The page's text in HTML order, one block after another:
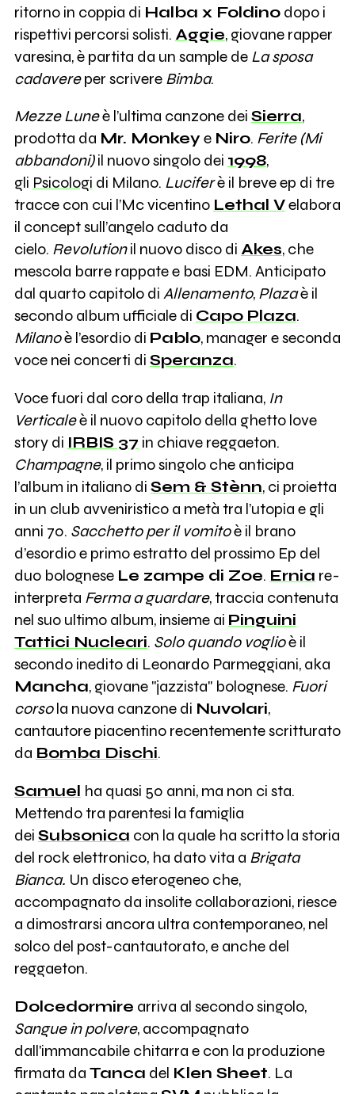
ritorno in coppia di Halba x Foldinodopo i
rispettivi percorsi solisti. Aggie, giovane rapper
varesina, è partita da un sample de La sposa
cadavereper scrivere Bimba.
Mezze Luneè l’ultima canzone dei Sierra,
prodotta da Mr. Monkeye Niro. Ferite (Mi
abbandoni)il nuovo singolo dei 1998,
gli Psicologi di Milano. Luciferè il breve ep di tre
tracce con cui l’Mc vicentino Lethal Velabora
il concept sull’angelo caduto da
cielo. Revolutionil nuovo disco di Akes, che
mescola barre rappate e basi EDM. Anticipato
dal quarto capitolo di Allenamento, Plazaè il
secondo album ufficiale di Capo Plaza.
Milanoè l’esordio di Pablo, manager e seconda
voce nei concerti di Speranza.
Voce fuori dal coro della trap italiana, In
Verticaleè il nuovo capitolo della ghetto love
story di IRBIS 37 in chiave reggaeton.
Champagne, il primo singolo che anticipa
l’album in italiano di Sem & Stènn, ci proietta
in un club avveniristico a metà tra l’utopia e gli
anni 70. Sacchetto per il vomitoè il brano
d’esordio e primo estratto del prossimo Ep del
duo bolognese Le zampe di Zoe. Ernia re-
interpreta Ferma a guardare, traccia contenuta
nel suo ultimo album, insieme ai Pinguini
Tattici Nucleari. Solo quando voglioè il
secondo inedito di Leonardo Parmeggiani, aka
Mancha, giovane "jazzista" bolognese. Fuori
corsola nuova canzone di Nuvolari,
cantautore piacentino recentemente scritturato
da Bomba Dischi.
Samuel ha quasi 50 anni, ma non ci sta.
Mettendo tra parentesi la famiglia
dei Subsonica con la quale ha scritto la storia
del rock elettronico, ha dato vita a Brigata
Bianca. Un disco eterogeneo che,
accompagnato da insolite collaborazioni, riesce
a dimostrarsi ancora ultra contemporaneo, nel
solco del post-cantautorato, e anche del
reggaeton.
Dolcedormire arriva al secondo singolo,
Sangue in polvere, accompagnato
dall'immancabile chitarra e con la produzione
firmata da Tanca del Klen Sheet. La